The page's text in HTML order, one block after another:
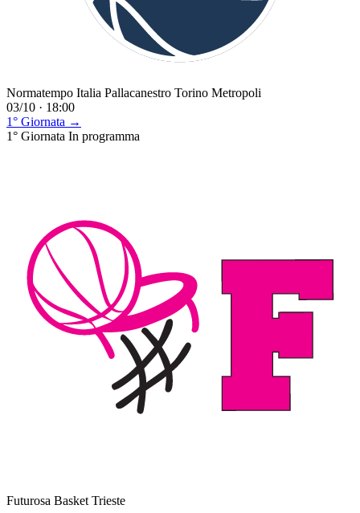
Normatempo Italia Pallacanestro Torino Metropoli
03/10 · 18:00
1° Giornata →
1° Giornata In programma
Futurosa Basket Trieste